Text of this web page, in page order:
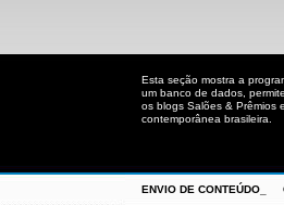
Esta seção mostra a
um banco de dados,
os blogs Salões & Prêmios
contemporânea brasileira.
ENVIO DE CONTEÚDO_